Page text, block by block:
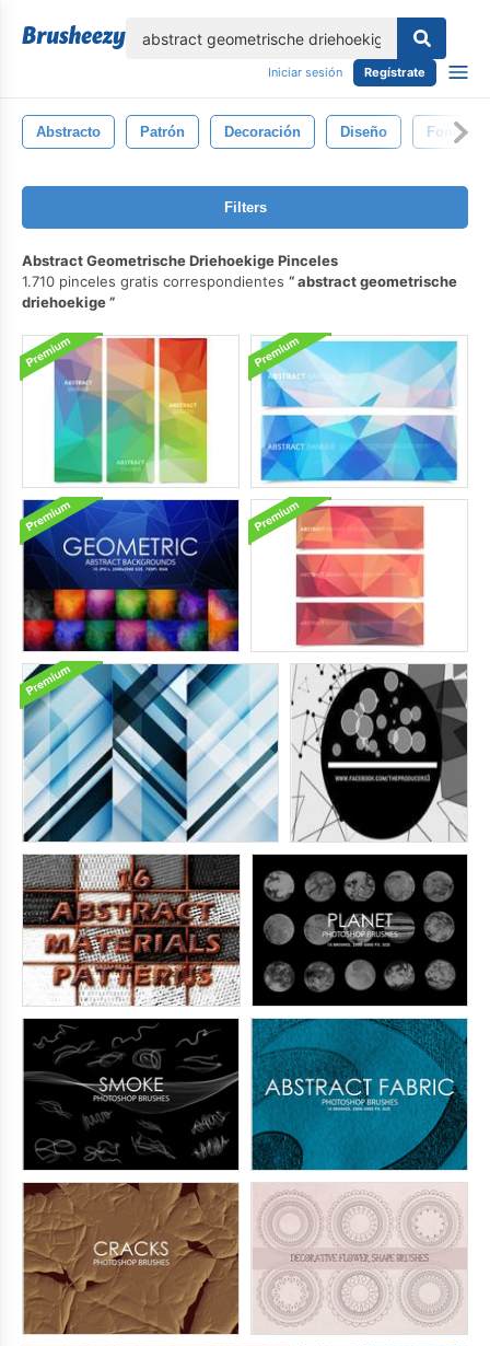
Iniciar sesión Regístrate
Abstracto Patrón Decoración Diseño Fondo
Filters
Abstract Geometrische Driehoekige Pinceles
1.710 pinceles gratis correspondientes
abstract geometrische
driehoekige